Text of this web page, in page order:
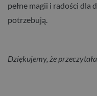
pełne magii i radości dla
potrzebują.
Dziękujemy, że